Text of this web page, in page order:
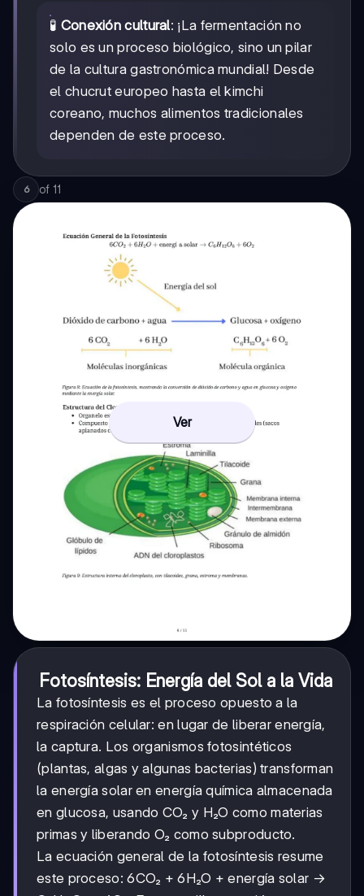
🧪 Conexión cultural: ¡La fermentación no
solo es un proceso biológico, sino un pilar
de la cultura gastronómica mundial! Desde
el chucrut europeo hasta el kimchi
coreano, muchos alimentos tradicionales
dependen de este proceso.
6 of 11
Ver
Fotosíntesis: Energía del Sol a la Vida
La fotosíntesis es el proceso opuesto a la
respiración celular: en lugar de liberar energía,
la captura. Los organismos fotosintéticos
(plantas, algas y algunas bacterias) transforman
la energía solar en energía química almacenada
en glucosa, usando CO₂ y H₂O como materias
primas y liberando O₂ como subproducto.
La ecuación general de la fotosíntesis resume
este proceso: 6CO₂ + 6H₂O + energía solar →